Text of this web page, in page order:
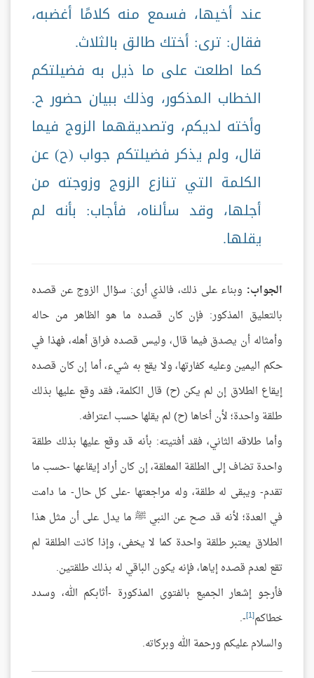
عند أخيها، فسمع منه كلامًا أغضبه،
فقال: ترى: أختك طالق بالثلاث.
كما اطلعت على ما ذيل به فضيلتكم
الخطاب المذكور، وذلك ببيان حضور ح.
وأخته لديكم، وتصديقهما الزوج فيما
قال، ولم يذكر فضيلتكم جواب (ح) عن
الكلمة التي تنازع الزوج وزوجته من
أجلها، وقد سألناه، فأجاب: بأنه لم
يقلها.
الجواب: وبناء على ذلك، فالذي أرى: سؤال الزوج عن قصده
بالتعليق المذكور: فإن كان قصده ما هو الظاهر من حاله
وأمثاله أن يصدق فيما قال، وليس قصده فراق أهله، فهذا في
حكم اليمين وعليه كفارتها، ولا يقع به شيء، أما إن كان قصده
إيقاع الطلاق إن لم يكن (ح) قال الكلمة، فقد وقع عليها بذلك
طلقة واحدة؛ لأن أخاها (ح) لم يقلها حسب اعترافه.
وأما طلاقه الثاني، فقد أفتيته: بأنه قد وقع عليها بذلك طلقة
واحدة تضاف إلى الطلقة المعلقة، إن كان أراد إيقاعها -حسب ما
تقدم- ويبقى له طلقة، وله مراجعتها -على كل حال- ما دامت
في العدة؛ لأنه قد صح عن النبي ﷺ ما يدل على أن مثل هذا
الطلاق يعتبر طلقة واحدة كما لا يخفى، وإذا كانت الطلقة لم
تقع لعدم قصده إياها، فإنه يكون الباقي له بذلك طلقتين.
فأرجو إشعار الجميع بالفتوى المذكورة -أثابكم الله، وسدد
خطاكم[1]
-.
والسلام عليكم ورحمة الله وبركاته.